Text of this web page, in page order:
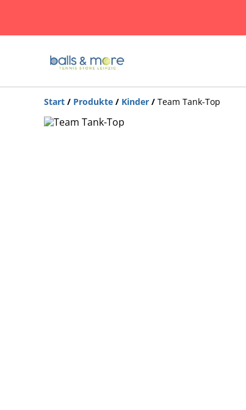
Start / Produkte / Kinder / Team Tank-Top